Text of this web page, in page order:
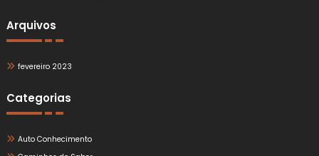
Arquivos
fevereiro 2023
Categorias
Auto Conhecimento